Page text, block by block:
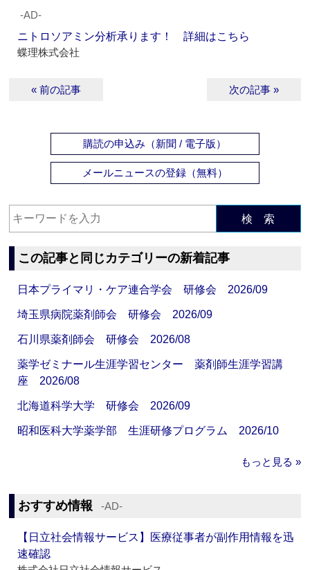
‐AD‐
ニトロソアミン分析承ります！ 詳細はこちら
蝶理株式会社
« 前の記事 次の記事 »
購読の申込み（新聞 / 電子版）
メールニュースの登録（無料）
検 索
この記事と同じカテゴリーの新着記事
日本プライマリ・ケア連合学会 研修会 2026/09
埼玉県病院薬剤師会 研修会 2026/09
石川県薬剤師会 研修会 2026/08
薬学ゼミナール生涯学習センター 薬剤師生涯学習講
座 2026/08
北海道科学大学 研修会 2026/09
昭和医科大学薬学部 生涯研修プログラム 2026/10
もっと見る »
おすすめ情報 ‐AD‐
【日立社会情報サービス】医療従事者が副作用情報を迅
速確認